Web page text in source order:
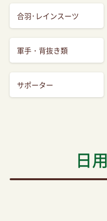
合羽･レインスーツ
軍手・背抜き類
サポーター
日